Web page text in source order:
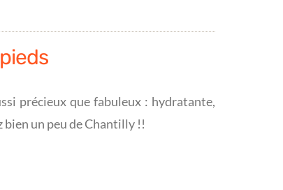
précieux que fabuleux : hydratante,
un peu de Chantilly !!